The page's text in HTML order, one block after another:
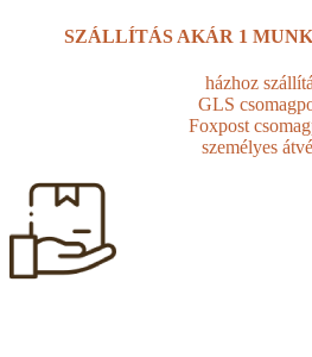
SZÁLLÍTÁS AKÁR 1
házhoz
GLS
Foxpost
személyes